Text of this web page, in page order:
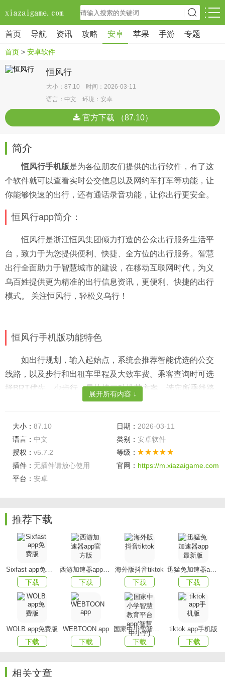
首页 导航 资讯 攻略 安卓 苹果 手游 专题
首页 > 安卓软件
恒风行
大小：87.10 时间：2026-03-11
语言：中文 环境：安卓
官方下载 （87.10）
简介
恒风行手机版是为各位朋友们提供的出行软件，有了这
个软件就可以查看实时公交信息以及网约车打车等功能，让
你能够快速的出行，还有通话录音功能，让你出行更安全。
恒风行app简介：
恒风行是浙江恒风集团倾力打造的公众出行服务生活平
台，致力于为您提供便利、快捷、全方位的出行服务。智慧
出行全面助力于智慧城市的建设，在移动互联网时代，为义
乌百姓提供更为精准的出行信息资讯，更便利、快捷的出行
模式。 关注恒风行，轻松义乌行！
恒风行手机版功能特色
如出行规划，输入起始点，系统会推荐智能优选的公交
线路，以及步行和出租车里程及大致车费。乘客查询时可选
择BRT优先、少步行、最快捷三种推荐方案，选定所乘线路
后，通过“线路搜索”功能，还能自动呈现所选线路最近的公交
除了查询，还能购买汽车票，包括查询义乌各大汽车客
运站的运行情况，如目的地票价，该线路的首末班时间、站
点、所售票的余票数等。此外，该平台还具有旅游、包车、
失物招领、出行资讯发布等功能。
v4.4.9
-修复已知问题，优化用户体验
1.更新隐私政策
v1.0.2
1.修复不能修改头像问题
2.修复购票时间选择错误问题
展开所有内容 ↓
大小： 87.10 日期： 2026-03-11
语言： 中文 类别： 安卓软件
授权： v5.7.2
等级：
插件： 无插件请放心使用 官网： https://m.xiazaigame.com
平台： 安卓
推荐下载
Sixfast app免费版
下载
西游加速器app官方版
下载
海外版抖音tiktok
下载
迅猛兔加速器app最新版
下载
WOLB app免费版
下载
WEBTOON app
下载
国家中小学智慧教育平台app(智慧中小学)
下载
tiktok app手机版
下载
相关文章